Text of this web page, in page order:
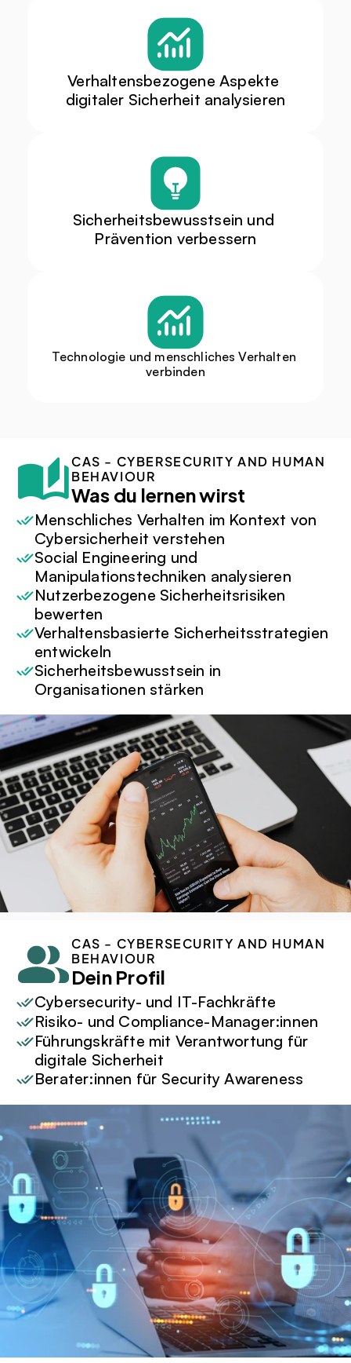
Verhaltensbezogene Aspekte
digitaler Sicherheit analysieren
Sicherheitsbewusstsein und
Prävention verbessern
Technologie und menschliches Verhalten
verbinden
CAS - CYBERSECURITY AND HUMAN
BEHAVIOUR
Was du lernen wirst
Menschliches Verhalten im Kontext von
Cybersicherheit verstehen
Social Engineering und
Manipulationstechniken analysieren
Nutzerbezogene Sicherheitsrisiken
bewerten
Verhaltensbasierte Sicherheitsstrategien
entwickeln
Sicherheitsbewusstsein in
Organisationen stärken
CAS - CYBERSECURITY AND HUMAN
BEHAVIOUR
Dein Profil
Cybersecurity- und IT-Fachkräfte
Risiko- und Compliance-Manager:innen
Führungskräfte mit Verantwortung für
digitale Sicherheit
Berater:innen für Security Awareness